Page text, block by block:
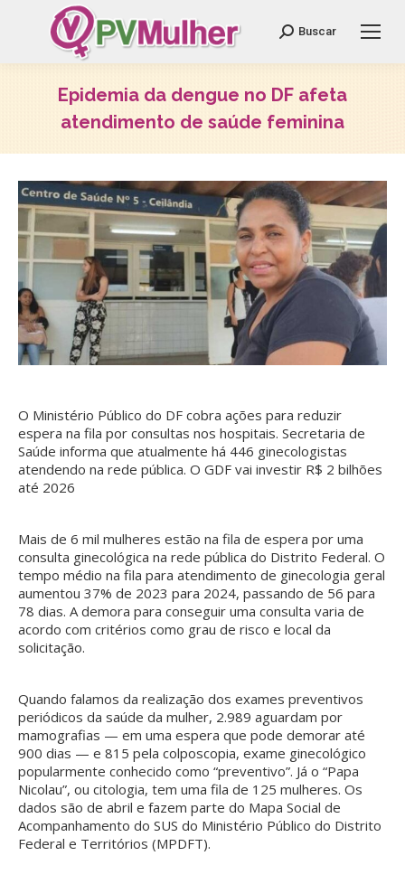
Search:
Buscar
Epidemia da dengue no DF afeta
atendimento de saúde feminina
O Ministério Público do DF cobra ações para reduzir
espera na fila por consultas nos hospitais. Secretaria de
Saúde informa que atualmente há 446 ginecologistas
atendendo na rede pública. O GDF vai investir R$ 2 bilhões
até 2026
Mais de 6 mil mulheres estão na fila de espera por uma
consulta ginecológica na rede pública do Distrito Federal. O
tempo médio na fila para atendimento de ginecologia geral
aumentou 37% de 2023 para 2024, passando de 56 para
78 dias. A demora para conseguir uma consulta varia de
acordo com critérios como grau de risco e local da
solicitação.
Quando falamos da realização dos exames preventivos
periódicos da saúde da mulher, 2.989 aguardam por
mamografias — em uma espera que pode demorar até
900 dias — e 815 pela colposcopia, exame ginecológico
popularmente conhecido como “preventivo”. Já o “Papa
Nicolau”, ou citologia, tem uma fila de 125 mulheres. Os
dados são de abril e fazem parte do Mapa Social de
Acompanhamento do SUS do Ministério Público do Distrito
Federal e Territórios (MPDFT).